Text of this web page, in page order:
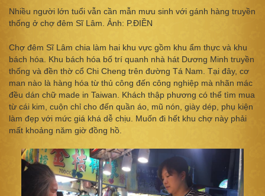
Nhiều người lớn tuổi vẫn cần mẫn mưu sinh với gánh hàng truyền
thống ở chợ đêm Sĩ Lâm. Ảnh: P.ĐIỀN
Chợ đêm Sĩ Lâm chia làm hai khu vực gồm khu ẩm thực và khu
bách hóa. Khu bách hóa bố trí quanh nhà hát Dương Minh truyền
thống và đền thờ cổ Chi Cheng trên đường Tá Nam. Tại đây, cơ
man nào là hàng hóa từ thủ công đến công nghiệp mà nhãn mác
đều dán chữ made in Taiwan. Khách thập phương có thể tìm mua
từ cái kim, cuộn chỉ cho đến quần áo, mũ nón, giày dép, phụ kiện
làm đẹp với mức giá khá dễ chịu. Muốn đi hết khu chợ này phải
mất khoảng năm giờ đồng hồ.